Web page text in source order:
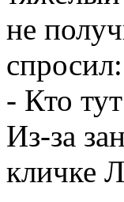
не
спросил:
- Кто
Из-за
кличке